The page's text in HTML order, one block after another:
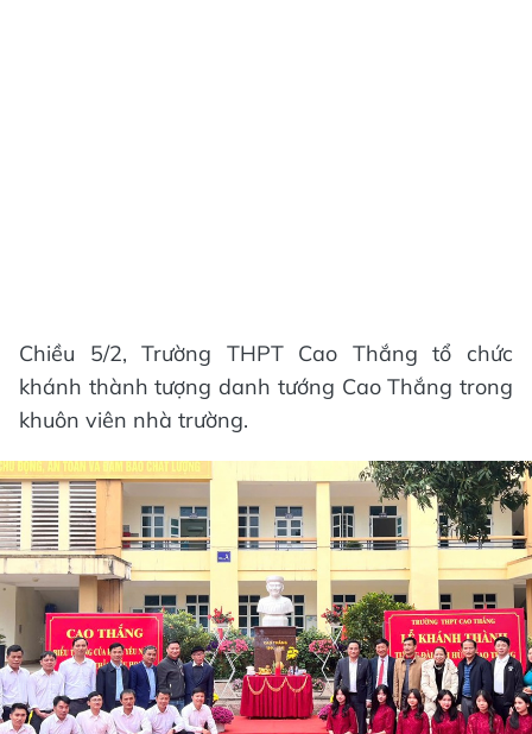
Chiều 5/2, Trường THPT Cao Thắng tổ chức
khánh thành tượng danh tướng Cao Thắng trong
khuôn viên nhà trường.